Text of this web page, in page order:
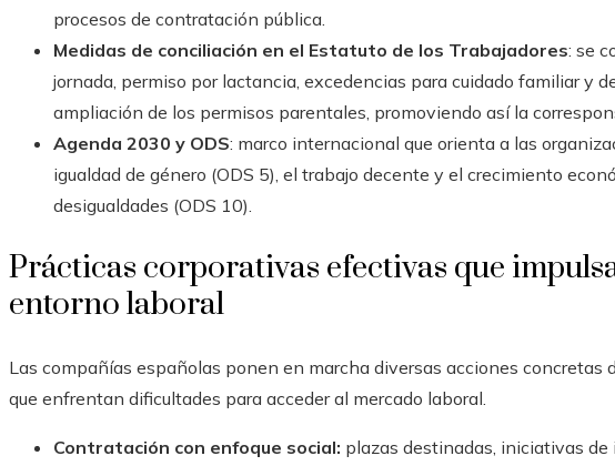
procesos de contratación pública.
Medidas de conciliación en el Estatuto de los Trabajadores: se
jornada, permiso por lactancia, excedencias para cuidado familiar y
ampliación de los permisos parentales, promoviendo así la
Agenda 2030 y ODS: marco internacional que orienta a las
igualdad de género (ODS 5), el trabajo decente y el crecimiento
desigualdades (ODS 10).
Prácticas corporativas efectivas que
entorno laboral
Las compañías españolas ponen en marcha diversas acciones concretas
que enfrentan dificultades para acceder al mercado laboral.
Contratación con enfoque social: plazas destinadas, iniciativas